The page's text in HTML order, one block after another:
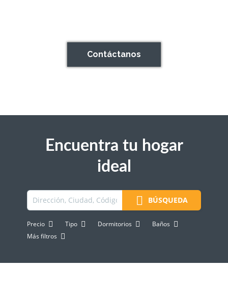
Contáctanos
Encuentra tu hogar
ideal
BÚSQUEDA
Precio Tipo Dormitorios
Baños
Más filtros